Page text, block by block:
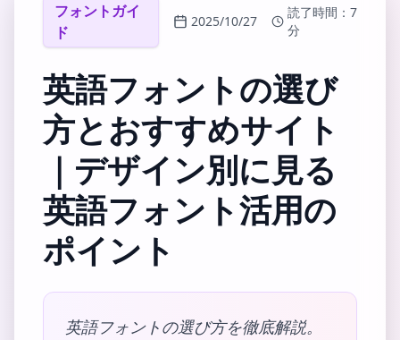
フォントガイ
ド
2025/10/27
読了時間： 7
分
英語フォントの選び
方とおすすめサイト
｜デザイン別に見る
英語フォント活用の
ポイント
英語フォントの選び方を徹底解説。